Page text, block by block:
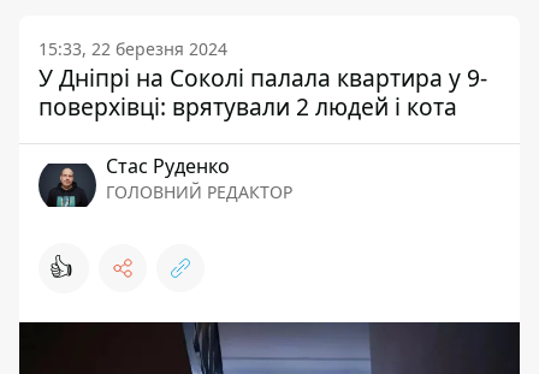
15:33, 22 березня 2024
У Дніпрі на Соколі палала квартира у 9-
поверхівці: врятували 2 людей і кота
Стас Руденко
ГОЛОВНИЙ РЕДАКТОР
👍